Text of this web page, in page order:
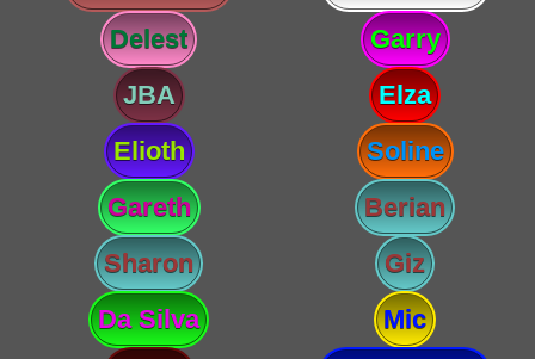
Delest
Garry
JBA
Elza
Elioth
Soline
Gareth
Berian
Sharon
Giz
Da Silva
Mic